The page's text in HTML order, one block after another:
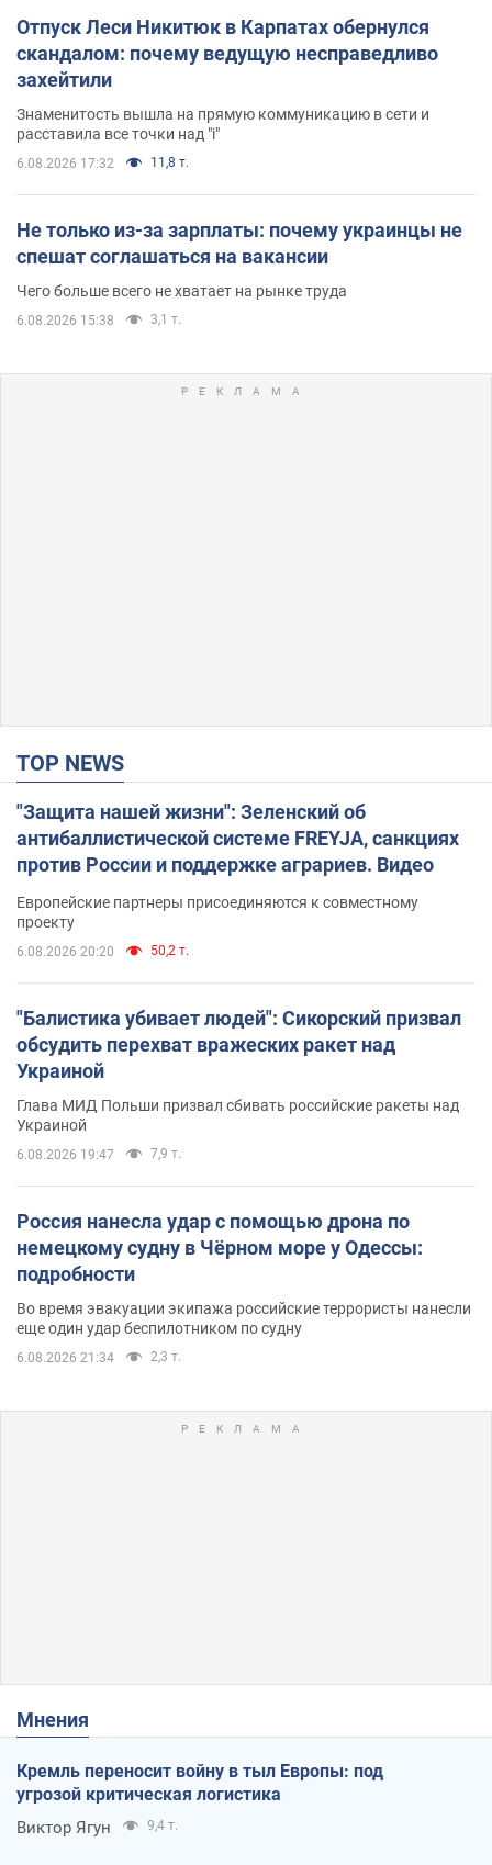
Отпуск Леси Никитюк в Карпатах обернулся
скандалом: почему ведущую несправедливо
захейтили
Знаменитость вышла на прямую коммуникацию в сети и
расставила все точки над "i"
6.08.2026 17:32 11,8 т.
Не только из-за зарплаты: почему украинцы не
спешат соглашаться на вакансии
Чего больше всего не хватает на рынке труда
6.08.2026 15:38 3,1 т.
TOP NEWS
"Защита нашей жизни": Зеленский об
антибаллистической системе FREYJA, санкциях
против России и поддержке аграриев. Видео
Европейские партнеры присоединяются к совместному
проекту
6.08.2026 20:20 50,2 т.
"Балистика убивает людей": Сикорский призвал
обсудить перехват вражеских ракет над
Украиной
Глава МИД Польши призвал сбивать российские ракеты над
Украиной
6.08.2026 19:47 7,9 т.
Россия нанесла удар с помощью дрона по
немецкому судну в Чёрном море у Одессы:
подробности
Во время эвакуации экипажа российские террористы нанесли
еще один удар беспилотником по судну
6.08.2026 21:34 2,3 т.
Мнения
Кремль переносит войну в тыл Европы: под
угрозой критическая логистика
Виктор Ягун 9,4 т.